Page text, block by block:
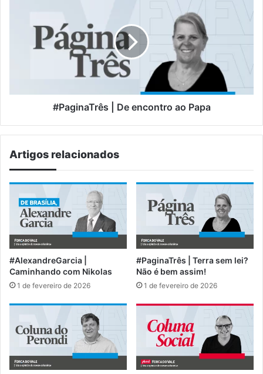
encontro
#PaginaTrês | De encontro ao Papa
Artigos relacionados
#AlexandreGarcia |
Caminhando com Nikolas
1 de fevereiro de 2026
#PaginaTrês | Terra sem lei?
Não é bem assim!
1 de fevereiro de 2026